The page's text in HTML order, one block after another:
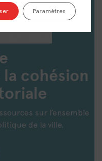
cohésion
sur l’ensemble
de la ville.
Paramètres